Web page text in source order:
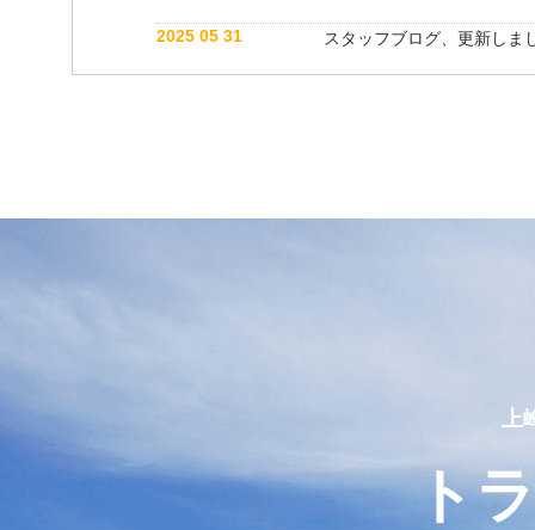
2025 05 31 スタッフブログ、更新しま
上
ト